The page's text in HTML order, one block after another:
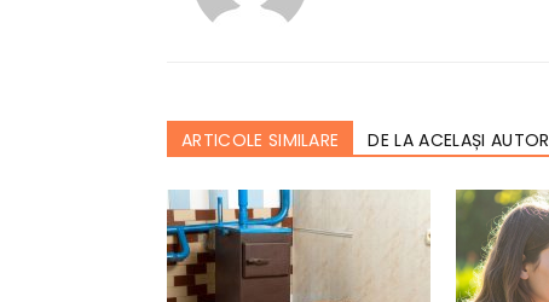
ARTICOLE SIMILARE DE LA ACELAȘI AUTOR